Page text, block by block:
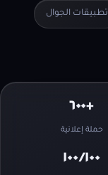
تطبيقات الجوال
+٦٠٠
حملة إعلانية
١٠٠⁄١٠٠